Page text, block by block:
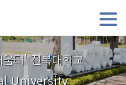
터' 전북대학교
University